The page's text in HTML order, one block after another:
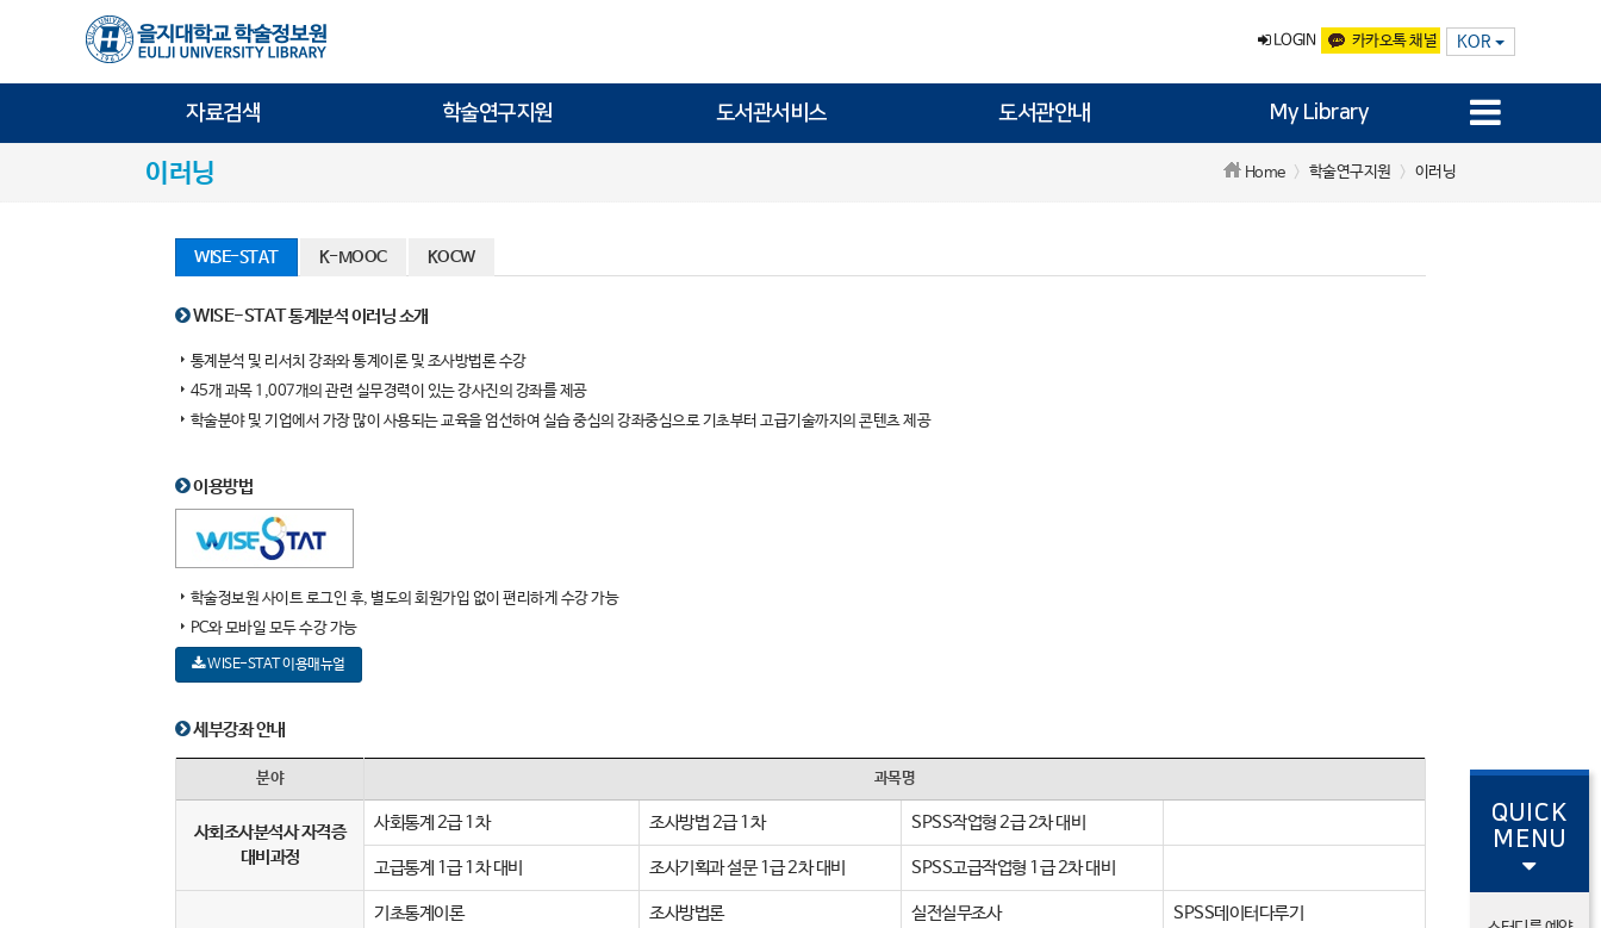
LOGIN 카카오톡 채널 KOR
자료검색 학술연구지원 도서관서비스 도서관안내 My Library
이러닝 Home 학술연구지원 이러닝
WISE-STAT K-MOOC KOCW
WISE-STAT 통계분석 이러닝 소개
통계분석 및 리서치 강좌와 통계이론 및 조사방법론 수강
45개 과목 1,007개의 관련 실무경력이 있는 강사진의 강좌를 제공
학술분야 및 기업에서 가장 많이 사용되는 교육을 엄선하여 실습 중심의 강좌중심으로 기초부터 고급기술까지의 콘텐츠 제공
이용방법
학술정보원 사이트 로그인 후, 별도의 회원가입 없이 편리하게 수강 가능
PC와 모바일 모두 수강 가능
WISE-STAT 이용매뉴얼
세부강좌 안내
분야 과목명
사회조사분석사 자격증
대비과정
사회통계 2급 1차 조사방법 2급 1차 SPSS작업형 2급 2차 대비
고급통계 1급 1차 대비 조사기획과 설문 1급 2차 대비 SPSS고급작업형 1급 2차 대비
기초통계이론 조사방법론 실전실무조사 SPSS데이터다루기
QUICK
MENU